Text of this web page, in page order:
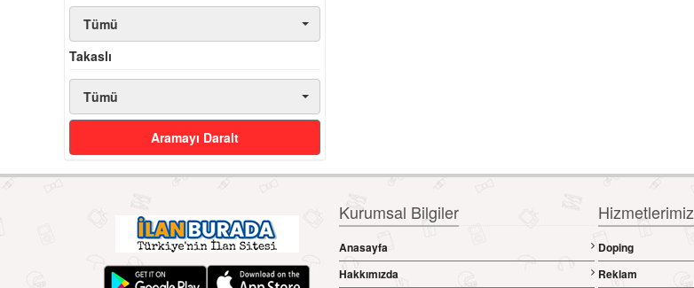
Tümü
Takaslı
Tümü
Aramayı Daralt
Kurumsal Bilgiler
Anasayfa
Hakkımızda
Hizmetlerimiz
Doping
Reklam